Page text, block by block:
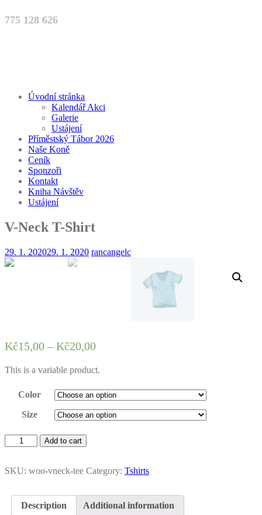
775 128 626
Úvodní stránka
Kalendář Akci
Galerie
Ustájení
Příměstský Tábor 2026
Naše Koně
Ceník
Sponzoři
Kontakt
Kniha Návštěv
Ustájení
V-Neck T-Shirt
29. 1. 202029. 1. 2020 rancangelc
Kč15,00 – Kč20,00
This is a variable product.
Color
Size
Neck
Shirt
Add to cart
SKU: woo-vneck-tee Category: Tshirts
Description Additional information